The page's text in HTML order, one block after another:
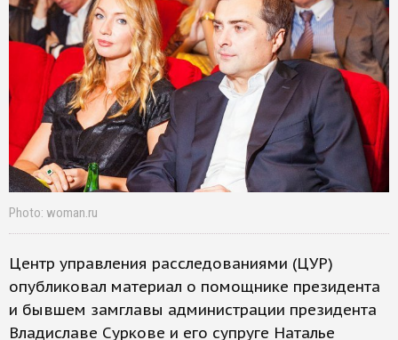
Photo: woman.ru
Центр управления расследованиями (ЦУР)
опубликовал материал о помощнике президента
и бывшем замглавы администрации президента
Владиславе Суркове и его супруге Наталье